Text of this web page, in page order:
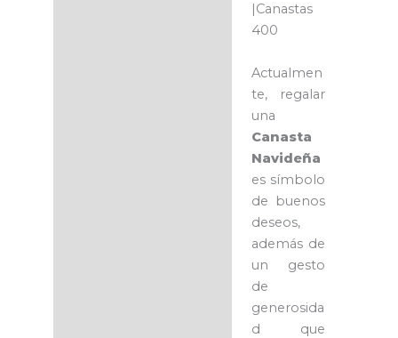
|Canastas
400
Actualmen
te, regalar
una
Canasta
Navideña
es símbolo
de buenos
deseos,
además de
un gesto
de
generosida
d que